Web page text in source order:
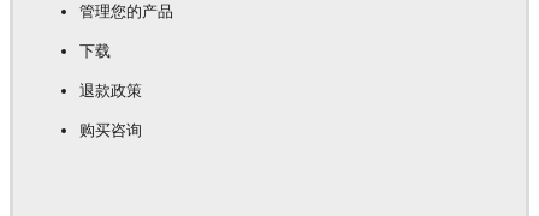
管理您的产品
下载
退款政策
购买咨询